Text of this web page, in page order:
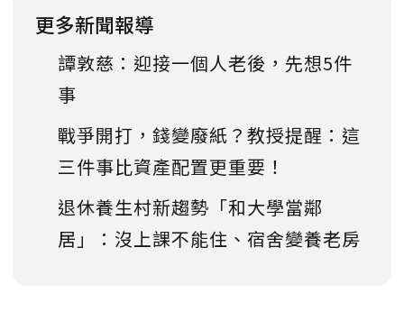
更多新聞報導
譚敦慈：迎接一個人老後，先想5件
事
戰爭開打，錢變廢紙？教授提醒：這
三件事比資產配置更重要！
退休養生村新趨勢「和大學當鄰
居」：沒上課不能住、宿舍變養老房